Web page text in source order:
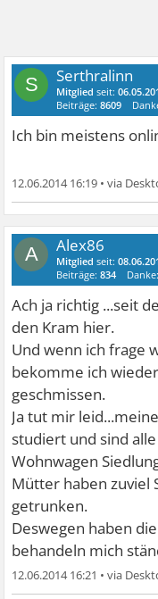
S Serthralinn
Mitglied seit:
Beiträge:8609
Ich bin meistens
12.06.2014 16:19 •
A Alex86
Mitglied seit:
Beiträge:834
Ach ja richtig ...seit
den Kram hier.
Und wenn ich frage
bekomme ich
geschmissen.
Ja tut mir
studiert und sind
Wohnwagen
Mütter haben zuviel
getrunken.
Deswegen haben
behandeln mich
12.06.2014 16:21 •